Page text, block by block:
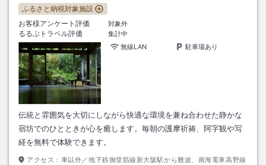
ふるさと納税対象施設
お客様アンケート評価
対象外
るるぶトラベル評価
集計中
無線LAN
駐車場あり
伝統と雰囲気を大切にしながら快適な環境を兼ね合わせた静かな
宿坊でのひとときが心を癒します。毎朝の護摩祈祷、阿字観や写
経を無料で体験できます。
アクセス： 車以外／地下鉄御堂筋線新大阪駅から難波、南海電車高野線